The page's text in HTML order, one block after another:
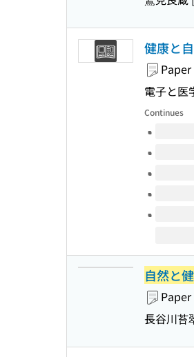
健康と
Paper
電子と医
Continues
Volumes of
自然と
Paper
長谷川苔